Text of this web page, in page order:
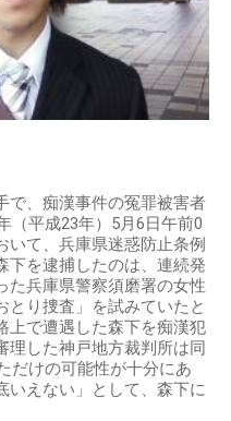
で、痴漢事件の冤罪被害者
（平成23年）5月6日午前0
いて、兵庫県迷惑防止条例
下を逮捕したのは、連続発
た兵庫県警察須磨署の女性
とり捜査」を試みていたと
上で遭遇した森下を痴漢犯
理した神戸地方裁判所は同
だけの可能性が十分にあ
いえない」として、森下に